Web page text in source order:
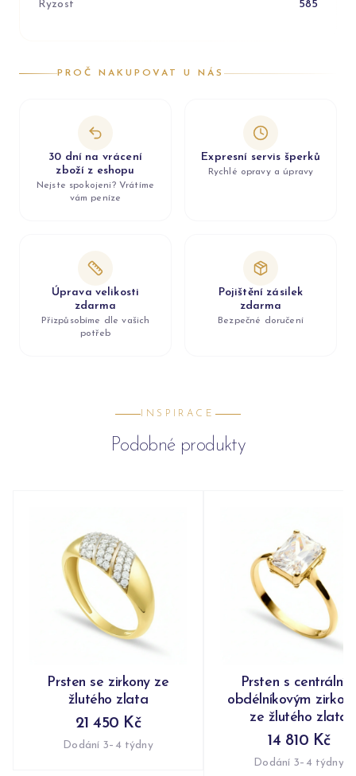
Ryzost 585
PROČ NAKUPOVAT U NÁS
30 dní na vrácení
zboží z eshopu
Nejste spokojeni? Vrátíme
vám peníze
Expresní servis šperků
Rychlé opravy a úpravy
Úprava velikosti
zdarma
Přizpůsobíme dle vašich
potřeb
Pojištění zásilek
zdarma
Bezpečné doručení
INSPIRACE
Podobné produkty
Prsten se zirkony ze
žlutého zlata
21 450 Kč
Dodání 3–4 týdny
Prsten s
obdélníkovým
ze žlutého zlata
14 810 Kč
Dodání 3–4 týdny